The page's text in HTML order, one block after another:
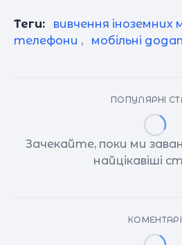
Теги: вивчення іноземних
телефони , мобільні
ПОПУЛЯРНІ
Зачекайте, поки ми
найцікавіші
КОМЕНТАРІ